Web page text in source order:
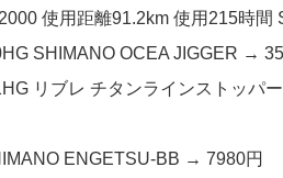
使用距離91.2km 使用215時
SHIMANO OCEA JIGGER →
リブレ チタンラインストッパ
ENGETSU-BB → 7980円